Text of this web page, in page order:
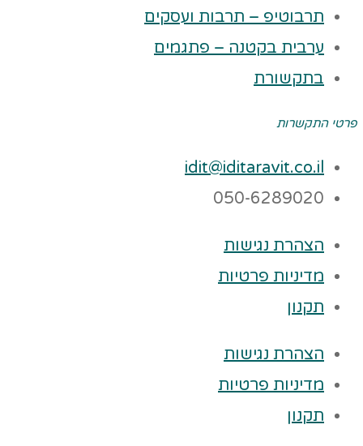
תרבוטיפ – תרבות ועסקים
ערבית בקטנה – פתגמים
בתקשורת
פרטי התקשרות
idit@iditaravit.co.il
050-6289020
הצהרת נגישות
מדיניות פרטיות
תקנון
הצהרת נגישות
מדיניות פרטיות
תקנון